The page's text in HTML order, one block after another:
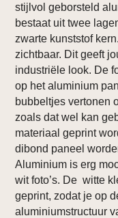
stijlvol geborsteld
bestaat uit twee
zwarte kunststof
zichtbaar. Dit geeft
industriële look. De
op het aluminium
bubbeltjes vertonen
zoals dat wel kan
materiaal geprint
dibond paneel
Aluminium is erg
wit foto’s. De witte
geprint, zodat je op
aluminiumstructuur